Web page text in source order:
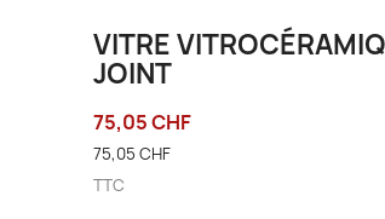
VITRE
JOINT
75,05 CHF
75,05 CHF
TTC